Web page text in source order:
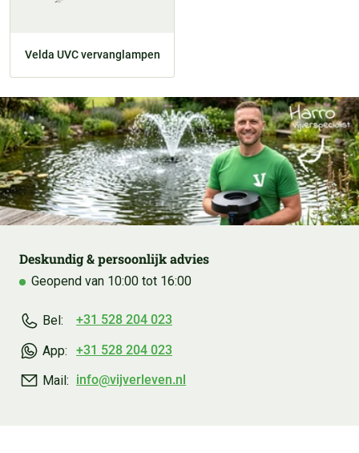
Velda UVC vervanglampen
Deskundig & persoonlijk advies
Geopend van 10:00 tot 16:00
Bel: +31 528 204 023
App: +31 528 204 023
Mail: info@vijverleven.nl